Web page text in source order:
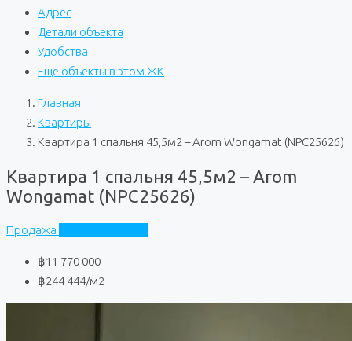
Адрес
Детали объекта
Удобства
Еще объекты в этом ЖК
Главная
Квартиры
Квартира 1 спальня 45,5м2 – Arom Wongamat (NPC25626)
Квартира 1 спальня 45,5м2 – Arom
Wongamat (NPC25626)
Продажа
฿11 770 000
฿244 444/м2